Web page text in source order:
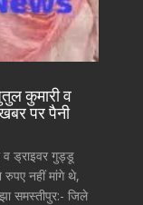
कुमारी व
पर पैनी
व ड्राइवर गुड्डू
नहीं मांगे थे,
समस्तीपुर:- जिले